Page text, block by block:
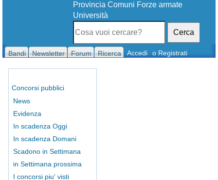
Provincia Comuni Forze armate
Università
Cerca
Bandi Newsletter Forum Ricerca Accedi o Registrati
Concorsi pubblici
News
Evidenza
In scadenza Oggi
In scadenza Domani
Scadono in Settimana
in Settimana prossima
I concorsi piu' visti